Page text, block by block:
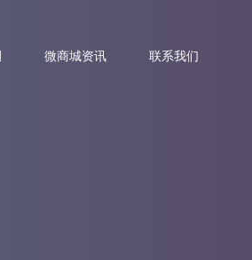
微商城资讯 联系我们